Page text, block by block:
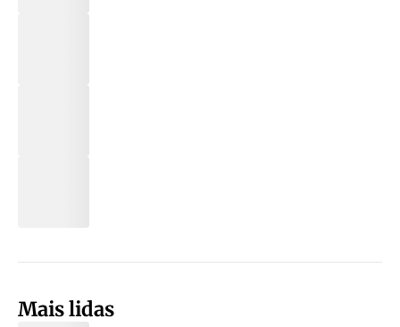
Mais lidas